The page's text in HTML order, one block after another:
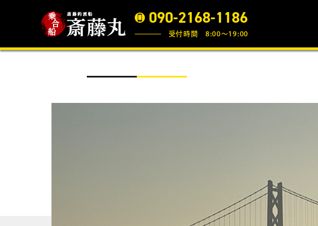
090-2168-1186
受付時間 8:00〜19:00